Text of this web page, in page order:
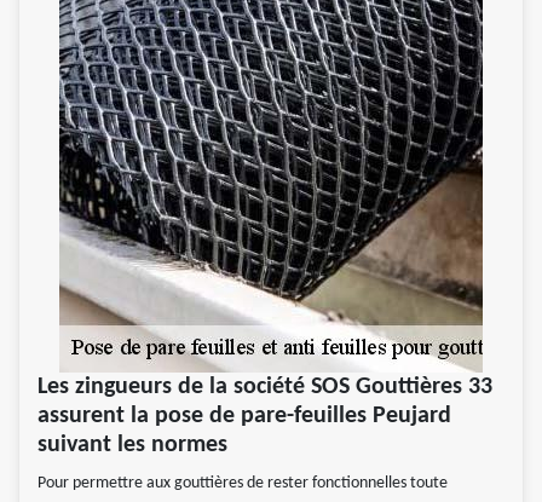
Les zingueurs de la société SOS Gouttières 33
assurent la pose de pare-feuilles Peujard
suivant les normes
Pour permettre aux gouttières de rester fonctionnelles toute